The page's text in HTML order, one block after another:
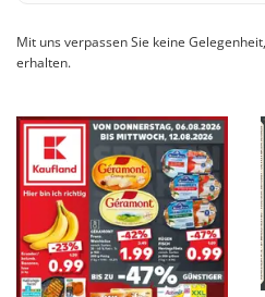
Mit uns verpassen Sie keine
erhalten.